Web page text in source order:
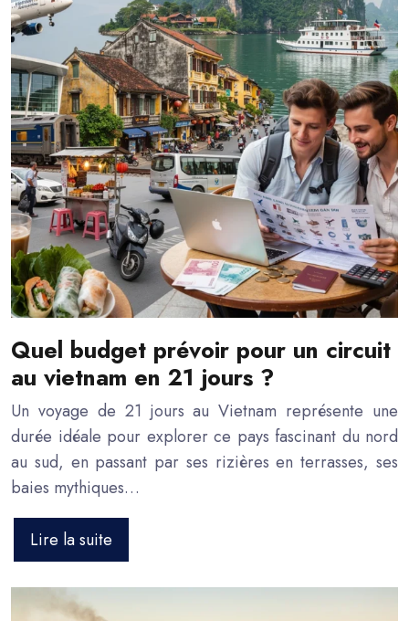
Quel budget prévoir pour un circuit
au vietnam en 21 jours ?
Un voyage de 21 jours au Vietnam représente une
durée idéale pour explorer ce pays fascinant du nord
au sud, en passant par ses rizières en terrasses, ses
baies mythiques…
Lire la suite